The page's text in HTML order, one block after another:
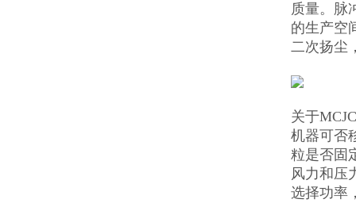
质量。脉
的生产空
二次扬尘
关于
机器可否
粒是否固
风力和压
选择功率